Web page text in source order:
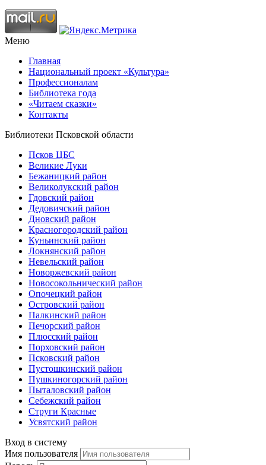
Меню
Главная
Национальный проект «Культура»
Профессионалам
Библиотека года
«Читаем сказки»
Контакты
Библиотеки Псковской области
Псков ЦБС
Великие Луки
Бежаницкий район
Великолукский район
Гдовский район
Дедовичский район
Дновский район
Красногородский район
Куньинский район
Локнянский район
Невельский район
Новоржевский район
Новосокольнический район
Опочецкий район
Островский район
Палкинский район
Печорский район
Плюсский район
Порховский район
Псковский район
Пустошкинский район
Пушкиногорский район
Пыталовский район
Себежский район
Струги Красные
Усвятский район
Вход в систему
Имя пользователя